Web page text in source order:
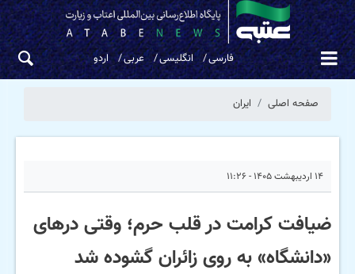
فارسی انگلیسی عربی اردو
صفحه اصلی ایران
۱۴ اردیبهشت ۱۴۰۵ - ۱۱:۲۶
ضیافت کرامت در قلب حرم؛ وقتی درهای
«دانشگاه» به روی زائران گشوده شد